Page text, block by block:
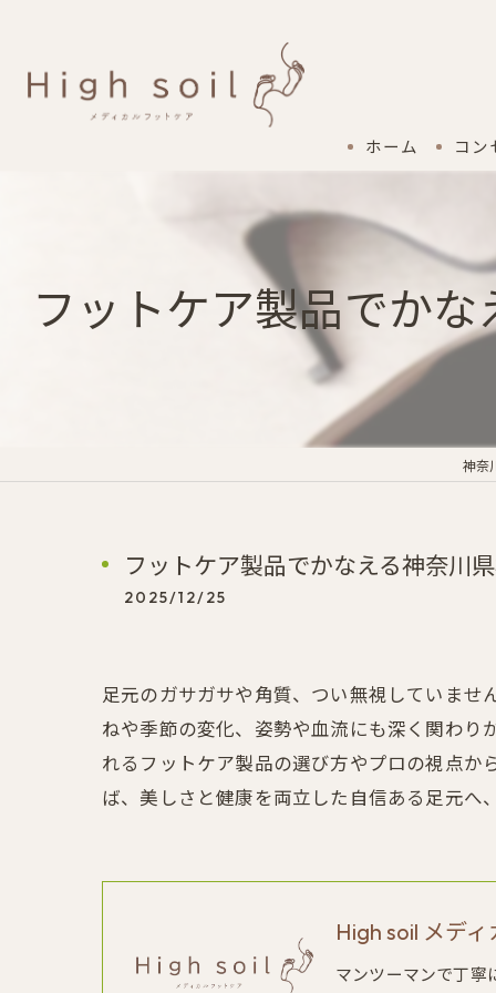
ホーム コン
フットケア製品でか
神奈
フットケア製品でかなえる神奈川
2025/12/25
足元のガサガサや角質、つい無視していませ
ねや季節の変化、姿勢や血流にも深く関わり
れるフットケア製品の選び方やプロの視点か
ば、美しさと健康を両立した自信ある足元へ
High soil メデ
マンツーマンで丁寧